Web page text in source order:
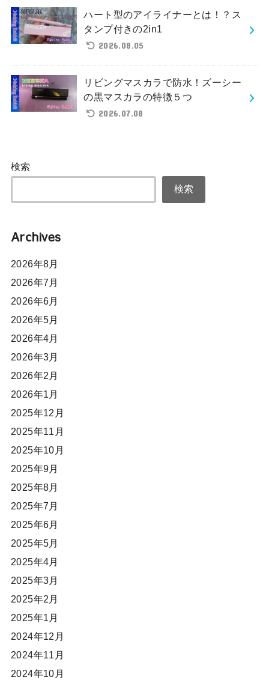
ハート型のアイライナーとは！？ス
タンプ付きの2in1
2026.08.05
リビングマスカラで防水！ズーシー
の黒マスカラの特徴５つ
2026.07.08
検索
検索
Archives
2026年8月
2026年7月
2026年6月
2026年5月
2026年4月
2026年3月
2026年2月
2026年1月
2025年12月
2025年11月
2025年10月
2025年9月
2025年8月
2025年7月
2025年6月
2025年5月
2025年4月
2025年3月
2025年2月
2025年1月
2024年12月
2024年11月
2024年10月